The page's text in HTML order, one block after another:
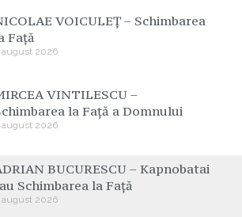
VOICULEȚ – Schimbarea
Față
august 2026
VINTILESCU –
la Față a Domnului
august 2026
BUCURESCU – Kapnobatai
Schimbarea la Față
august 2026